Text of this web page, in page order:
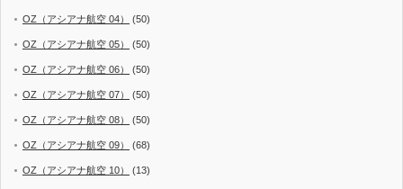
OZ（アシアナ航空 04） (50)
OZ（アシアナ航空 05） (50)
OZ（アシアナ航空 06） (50)
OZ（アシアナ航空 07） (50)
OZ（アシアナ航空 08） (50)
OZ（アシアナ航空 09） (68)
OZ（アシアナ航空 10） (13)